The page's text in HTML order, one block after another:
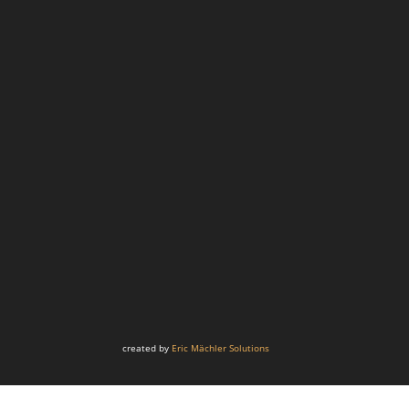
created by Eric Mächler Solutions